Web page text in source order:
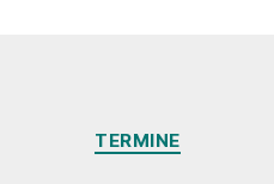
Kategorien
TERMINE